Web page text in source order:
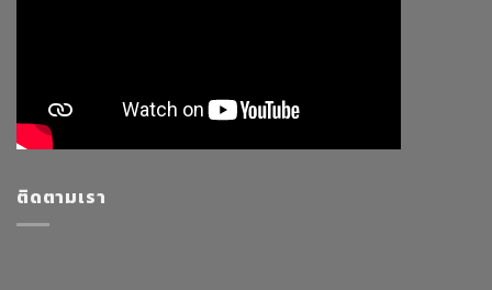
ติดตามเรา